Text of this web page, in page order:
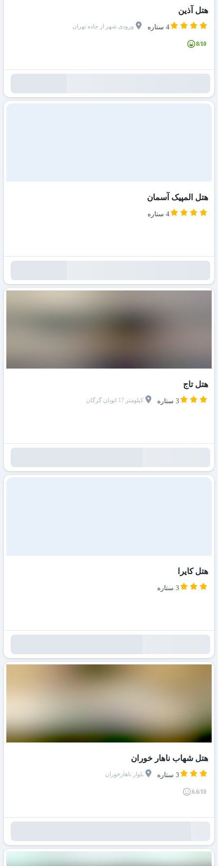
هتل آذین
4 ستاره ورودی شهر از جاده تهران
8/10
هتل المپیک آسمان
4 ستاره
هتل تاج
3 ستاره کیلومتر 17 اتوبان گرگان
هتل کایرا
3 ستاره
هتل شهاب ناهار خوران
3 ستاره بلوار ناهارخوران
6.6/10